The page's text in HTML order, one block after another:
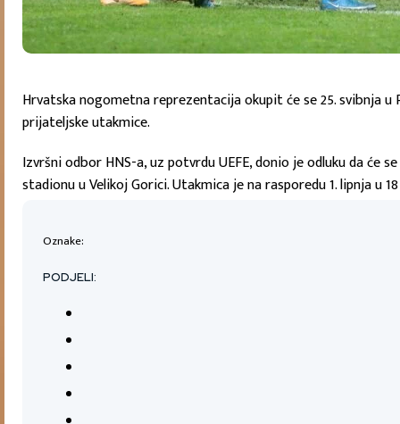
Hrvatska nogometna reprezentacija okupit će se 25. svibnja
prijateljske utakmice.
Izvršni odbor HNS-a, uz potvrdu UEFE, donio je odluku da
stadionu u Velikoj Gorici. Utakmica je na rasporedu 1. lipnja u
Oznake:
PODJELI: